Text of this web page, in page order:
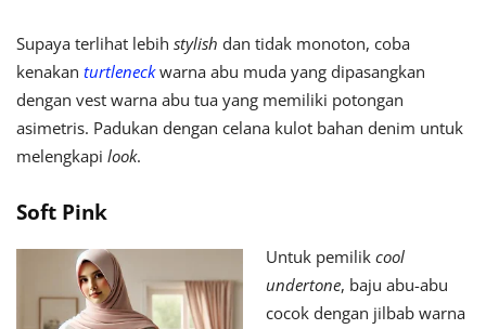
Supaya terlihat lebih stylish dan tidak monoton, coba
kenakan turtleneck warna abu muda yang dipasangkan
dengan vest warna abu tua yang memiliki potongan
asimetris. Padukan dengan celana kulot bahan denim untuk
melengkapi look.
Soft Pink
Untuk pemilik cool
undertone, baju abu-abu
cocok dengan jilbab warna